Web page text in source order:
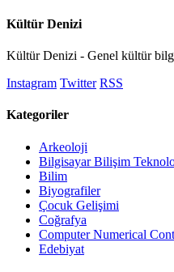
Kültür Denizi
Kültür Denizi - Genel kültür
Instagram Twitter RSS
Kategoriler
Arkeoloji
Bilgisayar Bilişim
Bilim
Biyografiler
Çocuk Gelişimi
Coğrafya
Computer Numerical
Edebiyat